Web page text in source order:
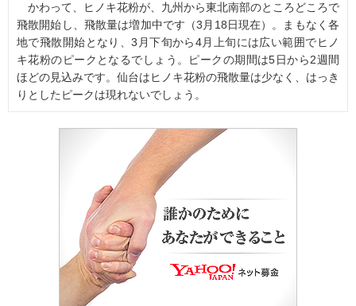
かわって、ヒノキ花粉が、九州から東北南部のところどころで
飛散開始し、飛散量は増加中です（3月18日現在）。まもなく各
地で飛散開始となり、3月下旬から4月上旬には広い範囲でヒノ
キ花粉のピークとなるでしょう。ピークの期間は5日から2週間
ほどの見込みです。仙台はヒノキ花粉の飛散量は少なく、はっき
りとしたピークは現れないでしょう。